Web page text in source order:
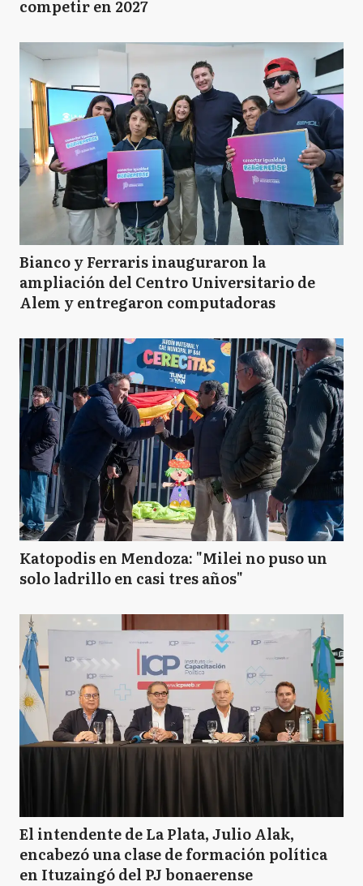
competir en 2027
Bianco y Ferraris inauguraron la
ampliación del Centro Universitario de
Alem y entregaron computadoras
Katopodis en Mendoza: "Milei no puso un
solo ladrillo en casi tres años"
El intendente de La Plata, Julio Alak,
encabezó una clase de formación política
en Ituzaingó del PJ bonaerense